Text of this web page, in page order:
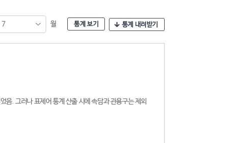
7 월 통계 보기 통계 내려받기
음. 그러나 표제어 통계 산출 시에 속담과 관용구는 제외